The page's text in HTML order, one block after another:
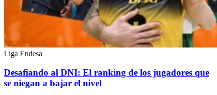
Liga Endesa
Desafiando al DNI: El ranking de los jugadores que
se niegan a bajar el nivel